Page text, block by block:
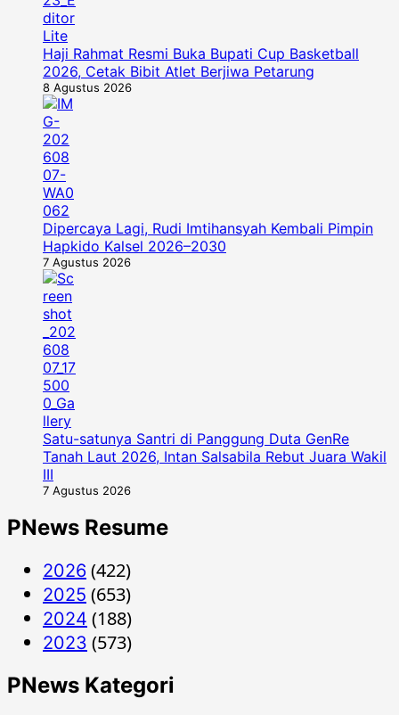
Haji Rahmat Resmi Buka Bupati Cup Basketball
2026, Cetak Bibit Atlet Berjiwa Petarung
8 Agustus 2026
Dipercaya Lagi, Rudi Imtihansyah Kembali Pimpin
Hapkido Kalsel 2026–2030
7 Agustus 2026
Satu-satunya Santri di Panggung Duta GenRe
Tanah Laut 2026, Intan Salsabila Rebut Juara Wakil
III
7 Agustus 2026
PNews Resume
2026 (422)
2025 (653)
2024 (188)
2023 (573)
PNews Kategori